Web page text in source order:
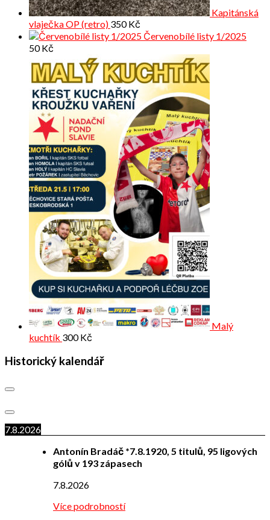
Kapitánská
vlaječka OP (retro) 350Kč
Červenobílé listy 1/2025
50Kč
Malý
kuchtík 300Kč
Historický kalendář
7.8.2026
Antonín Bradáč *7.8.1920, 5 titulů, 95 ligových
gólů v 193 zápasech
7.8.2026
Více podrobností